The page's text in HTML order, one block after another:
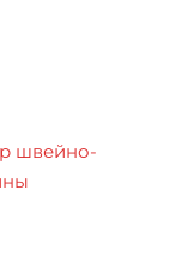
швейно-